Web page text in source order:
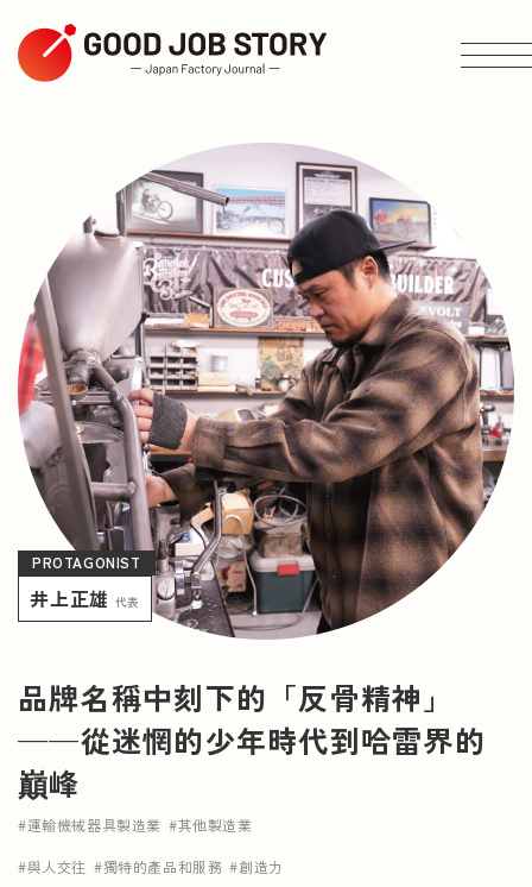
ARTICLE
按主題搜尋
按地區搜尋
按行業搜尋
NEWS
品牌名稱中刻下的「反骨精神」
——從迷惘的少年時代到哈雷界的
巔峰
運輸機械器具製造業 其他製造業
與人交往 獨特的產品和服務 創造力
PROTAGONIST
井上正雄 代表